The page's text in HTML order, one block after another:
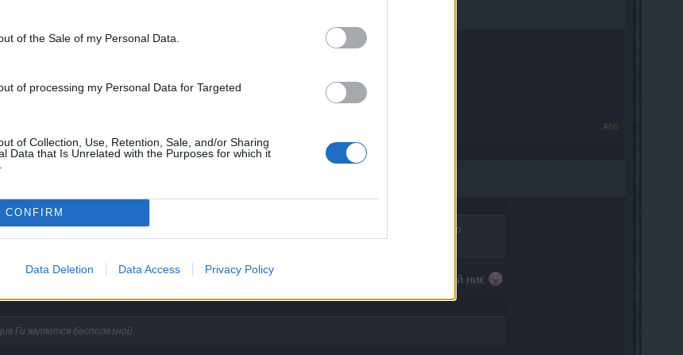
of the Sale of my Personal Data.
of processing my Personal Data for Targeted
of Collection, Use, Retention, Sale, and/or Sharing
Data that Is Unrelated with the Purposes for which it
CONFIRM
Data Deletion Data Access Privacy Policy
- русская)
#66
устанавливать себе греческий язык как только увидели, что у кого-то ник на греческом! А то
увидел ник, да и забил на игрока с таким ником!
спросил я ответил и Я это не ВСЕ, кому то мб реально понадобится наити такой ник
Ги является бесполезной